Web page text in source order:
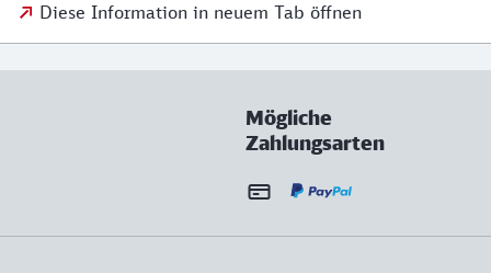
Diese Information in neuem Tab öffnen
Mögliche
Zahlungsarten